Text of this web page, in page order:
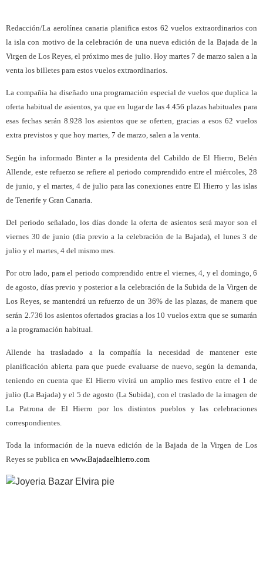
Redacción/La aerolínea canaria planifica estos 62 vuelos extraordinarios con
la isla con motivo de la celebración de una nueva edición de la Bajada de la
Virgen de Los Reyes, el próximo mes de julio. Hoy martes 7 de marzo salen a la
venta los billetes para estos vuelos extraordinarios.
La compañía ha diseñado una programación especial de vuelos que duplica la
oferta habitual de asientos, ya que en lugar de las 4.456 plazas habituales para
esas fechas serán 8.928 los asientos que se oferten, gracias a esos 62 vuelos
extra previstos y que hoy martes, 7 de marzo, salen a la venta.
Según ha informado Binter a la presidenta del Cabildo de El Hierro, Belén
Allende, este refuerzo se refiere al periodo comprendido entre el miércoles, 28
de junio, y el martes, 4 de julio para las conexiones entre El Hierro y las islas
de Tenerife y Gran Canaria.
Del periodo señalado, los días donde la oferta de asientos será mayor son el
viernes 30 de junio (día previo a la celebración de la Bajada), el lunes 3 de
julio y el martes, 4 del mismo mes.
Por otro lado, para el periodo comprendido entre el viernes, 4, y el domingo, 6
de agosto, días previo y posterior a la celebración de la Subida de la Virgen de
Los Reyes, se mantendrá un refuerzo de un 36% de las plazas, de manera que
serán 2.736 los asientos ofertados gracias a los 10 vuelos extra que se sumarán
a la programación habitual.
Allende ha trasladado a la compañía la necesidad de mantener este
planificación abierta para que puede evaluarse de nuevo, según la demanda,
teniendo en cuenta que El Hierro vivirá un amplio mes festivo entre el 1 de
julio (La Bajada) y el 5 de agosto (La Subida), con el traslado de la imagen de
La Patrona de El Hierro por los distintos pueblos y las celebraciones
correspondientes.
Toda la información de la nueva edición de la Bajada de la Virgen de Los
Reyes se publica en www.Bajadaelhierro.com